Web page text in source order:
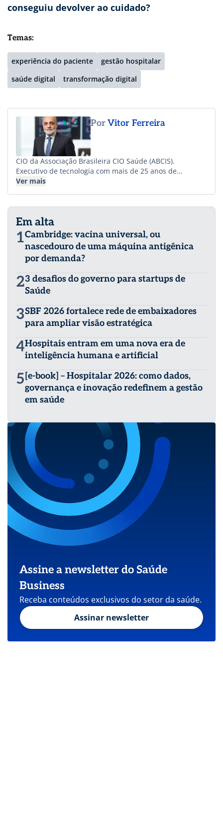
conseguiu devolver ao cuidado?
Temas:
experiência do paciente
gestão hospitalar
saúde digital
transformação digital
PorVitor Ferreira
CIO da Associação Brasileira CIO Saúde (ABCIS).
Executivo de tecnologia com mais de 25 anos de
experiência na saúde. Atuante na interseção entre
qualidade do cuidado e a evolução do setor.
Ver mais
Em alta
1Cambridge: vacina universal, ou
nascedouro de uma máquina antigênica
por demanda?
23 desafios do governo para startups de
Saúde
3SBF 2026 fortalece rede de embaixadores
para ampliar visão estratégica
4Hospitais entram em uma nova era de
inteligência humana e artificial
5 [e-book] – Hospitalar 2026: como dados,
governança e inovação redefinem a gestão
em saúde
Assine a newsletter do Saúde
Business
Receba conteúdos exclusivos do setor da saúde.
Assinar newsletter